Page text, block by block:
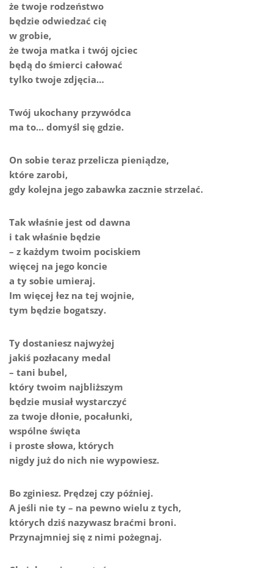
że twoje rodzeństwo
będzie odwiedzać cię
w grobie,
że twoja matka i twój ojciec
będą do śmierci całować
tylko twoje zdjęcia…
Twój ukochany przywódca
ma to… domyśl się gdzie.
On sobie teraz przelicza pieniądze,
które zarobi,
gdy kolejna jego zabawka zacznie strzelać.
Tak właśnie jest od dawna
i tak właśnie będzie
– z każdym twoim pociskiem
więcej na jego koncie
a ty sobie umieraj.
Im więcej łez na tej wojnie,
tym będzie bogatszy.
Ty dostaniesz najwyżej
jakiś pozłacany medal
– tani bubel,
który twoim najbliższym
będzie musiał wystarczyć
za twoje dłonie, pocałunki,
wspólne święta
i proste słowa, których
nigdy już do nich nie wypowiesz.
Bo zginiesz. Prędzej czy później.
A jeśli nie ty – na pewno wielu z tych,
których dziś nazywasz braćmi broni.
Przynajmniej się z nimi pożegnaj.